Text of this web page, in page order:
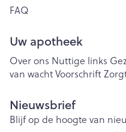
FAQ
Uw apotheek
Over ons Nuttige links
van wachtVoorschrift
Nieuwsbrief
Blijf op de hoogte van